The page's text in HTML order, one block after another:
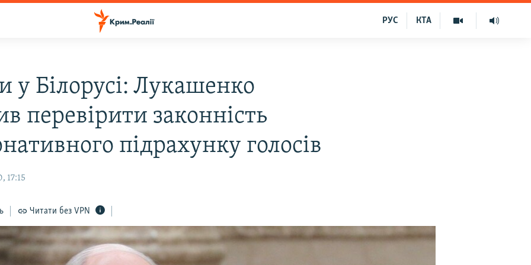
КТА
РУС
у Білорусі: Лукашенко
перевірити законність
підрахунку голосів
17:15
Читати без VPN